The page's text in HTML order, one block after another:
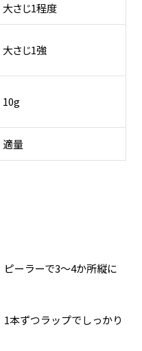
大さじ1程度
大さじ1強
10g
適量
ーラーで3～4か所縦に
本ずつラップでしっかり